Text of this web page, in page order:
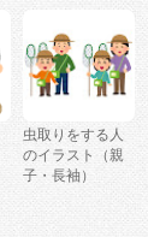
虫取りをする人
のイラスト（親
子・長袖）